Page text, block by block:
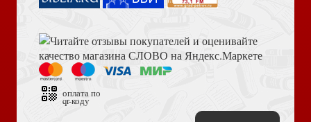
оплата по
qr-коду